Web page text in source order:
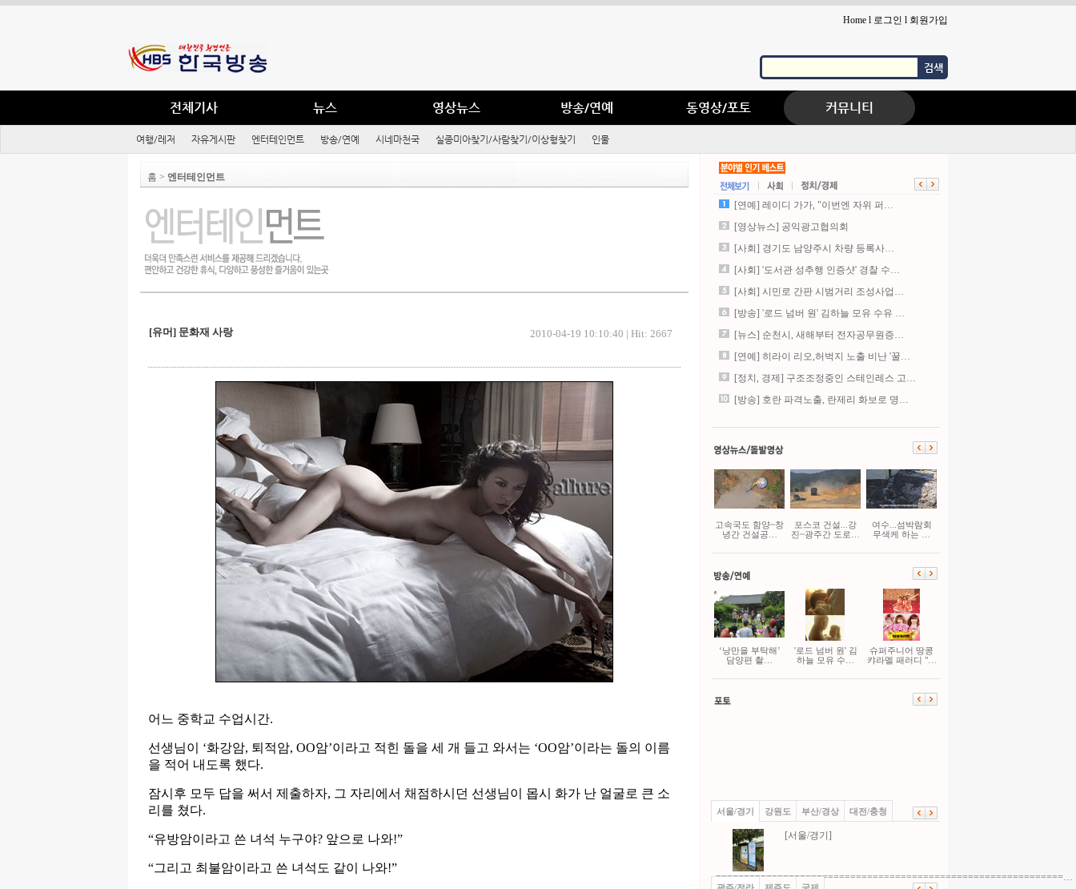
Home l 로그인 l 회원가입
검색
전체기사 뉴스 영상뉴스 방송/연예 동영상/포토 커뮤니티
여행/레저 자유게시판 엔터테인먼트 방송/연예 시네마천국 실종미아찾기/사람찾기/이상형찾기 인물
홈 > 엔터테인먼트
[유머] 문화재 사랑 2010-04-19 10:10:40 | Hit: 2667
어느 중학교 수업시간.
선생님이 ‘화강암, 퇴적암, OO암’이라고 적힌 돌을 세 개 들고 와서는 ‘OO암’이라는 돌의 이름
을 적어 내도록 했다.
잠시후 모두 답을 써서 제출하자, 그 자리에서 채점하시던 선생님이 몹시 화가 난 얼굴로 큰 소
리를 쳤다.
“유방암이라고 쓴 녀석 누구야? 앞으로 나와!”
“그리고 최불암이라고 쓴 녀석도 같이 나와!”
[연예] 레이디 가가, "이번엔 자위 퍼…
[영상뉴스] 공익광고협의회
[사회] 경기도 남양주시 차량 등록사…
[사회] '도서관 성추행 인증샷' 경찰 수…
[사회] 시민로 간판 시범거리 조성사업…
[방송] '로드 넘버 원' 김하늘 모유 수유 …
[뉴스] 순천시, 새해부터 전자공무원증…
[연예] 히라이 리오,허벅지 노출 비난 '꿀…
[정치, 경제] 구조조정중인 스테인레스 고…
[방송] 호란 파격노출, 란제리 화보로 명…
고속국도 함양~창
녕간 건설공…
포스코 건설...강
진~광주간 도로…
여수...섬박람회
무색케 하는 …
‘낭만을 부탁해’
담양편 촬…
'로드 넘버 원' 김
하늘 모유 수…
슈퍼주니어 땅콩
캬라멜 패러디 "…
서울/경기 강원도 부산/경상 대전/충청
[서울/경기]
==============================================================…